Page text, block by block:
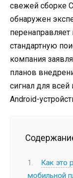
свежей сборке
обнаружен
перенаправляет
стандартную
компания
планов
сигнал для
Android-
Как это
мобильной